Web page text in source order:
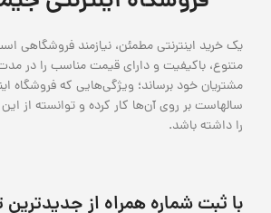
یک خرید اینترنتی مطمئن، نیازمند فروشگاهی
متنوع، باکیفیت و دارای قیمت مناسب را در
مشتریان خود برساند؛ ویژگی‌هایی که فروشگاه
سالهاست بر روی آن‌ها کار کرده و توانسته از
را داشته باشد.
با ثبت شماره همراه از